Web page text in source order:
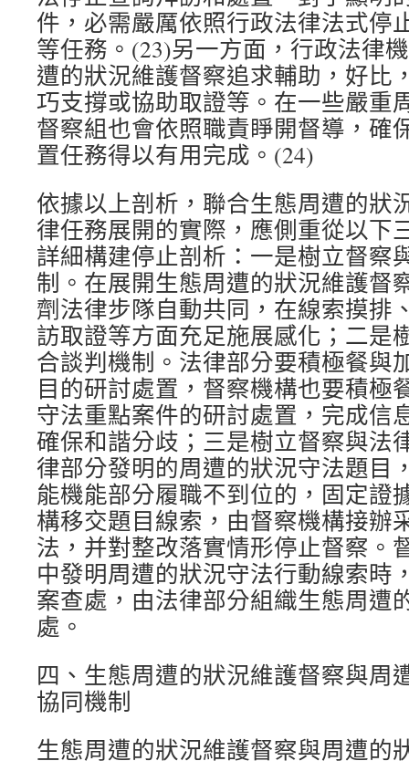
件，必需嚴厲依照行政法律法式停
等任務。(23)另一方面，行政法律
遭的狀況維護督察追求輔助，好比
巧支撐或協助取證等。在一些嚴重
督察組也會依照職責睜開督導，確
置任務得以有用完成。(24)
依據以上剖析，聯合生態周遭的狀
律任務展開的實際，應側重從以下
詳細構建停止剖析：一是樹立督察
制。在展開生態周遭的狀況維護督
劑法律步隊自動共同，在線索摸排
訪取證等方面充足施展感化；二是
合談判機制。法律部分要積極餐與
目的研討處置，督察機構也要積極
守法重點案件的研討處置，完成信
確保和諧分歧；三是樹立督察與法
律部分發明的周遭的狀況守法題目
能機能部分履職不到位的，固定證
構移交題目線索，由督察機構接辦
法，并對整改落實情形停止督察。
中發明周遭的狀況守法行動線索時
案查處，由法律部分組織生態周遭
處。
四、生態周遭的狀況維護督察與周
協同機制
生態周遭的狀況維護督察與周遭的